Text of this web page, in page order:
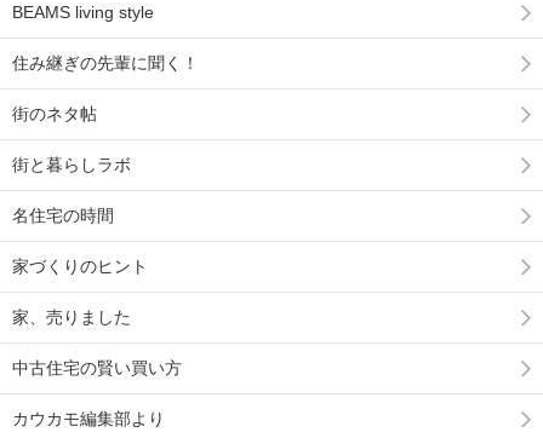
BEAMS living style
住み継ぎの先輩に聞く！
街のネタ帖
街と暮らしラボ
名住宅の時間
家づくりのヒント
家、売りました
中古住宅の賢い買い方
カウカモ編集部より